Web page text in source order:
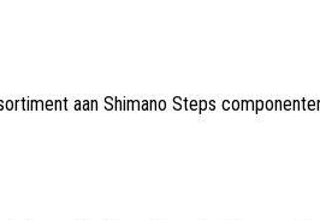
aan Shimano Steps